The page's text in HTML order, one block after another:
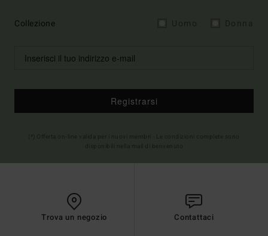
Collezione
Registrarsi
Trova un negozio Contattaci